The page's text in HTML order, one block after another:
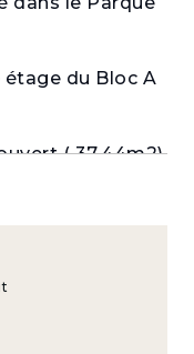
du Bloc A
( 37,44m2)
balcons.